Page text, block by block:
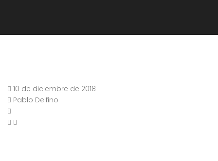
10 de diciembre de 2018
Pablo Delfino